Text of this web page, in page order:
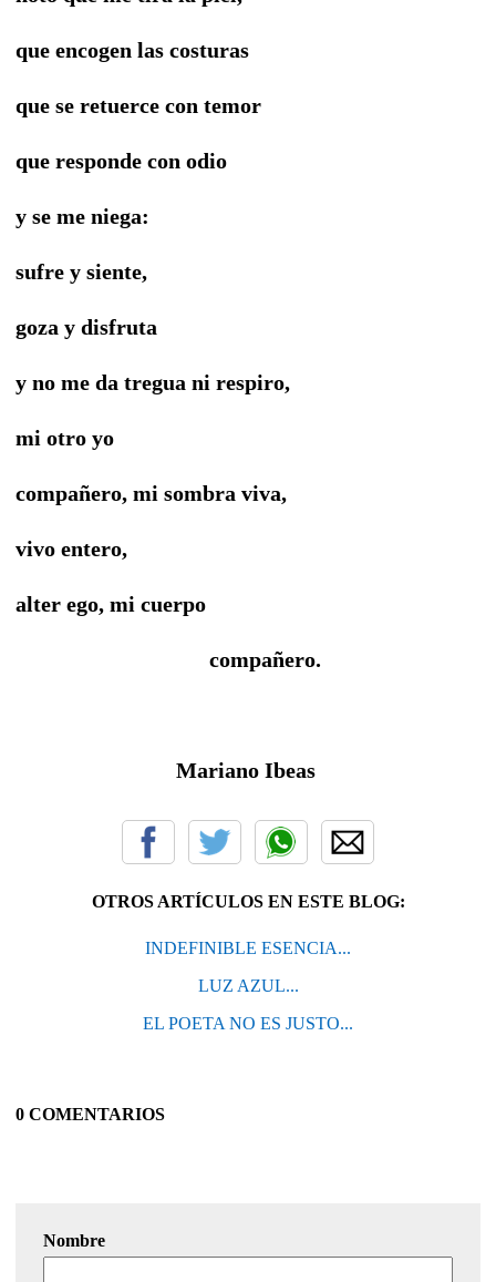
que encogen las costuras
que se retuerce con temor
que responde con odio
y se me niega:
sufre y siente,
goza y disfruta
y no me da tregua ni respiro,
mi otro yo
compañero, mi sombra viva,
vivo entero,
alter ego, mi cuerpo
compañero.
Mariano Ibeas
OTROS ARTÍCULOS EN ESTE BLOG:
INDEFINIBLE ESENCIA...
LUZ AZUL...
EL POETA NO ES JUSTO...
0 COMENTARIOS
Nombre